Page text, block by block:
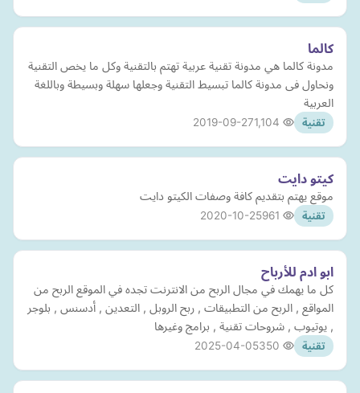
كالما
مدونة كالما هي مدونة تقنية عربية تهتم بالتقنية وكل ما يخص التقنية
ونحاول فى مدونة كالما تبسيط التقنية وجعلها سهلة وبسيطة وباللغة
العربية
تقنية 2019-09-27
كيتو دايت
موقع يهتم بتقديم كافة وصفات الكيتو دايت
تقنية 2020-10-25
ابو ادم للأرباح
كل ما يهمك في مجال الربح من الانترنت تجده في الموقع الربح من
المواقع , الربح من التطبيقات , ربح الروبل , التعدين , أدسنس , بلوجر
, يوتيوب , شروحات تقنية , برامج وغيرها
تقنية 2025-04-05